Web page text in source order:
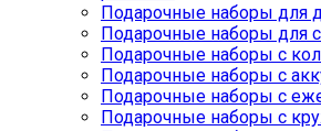
Подарочные наборы для
Подарочные наборы для
Подарочные наборы с
Подарочные наборы с
Подарочные наборы с
Подарочные наборы с